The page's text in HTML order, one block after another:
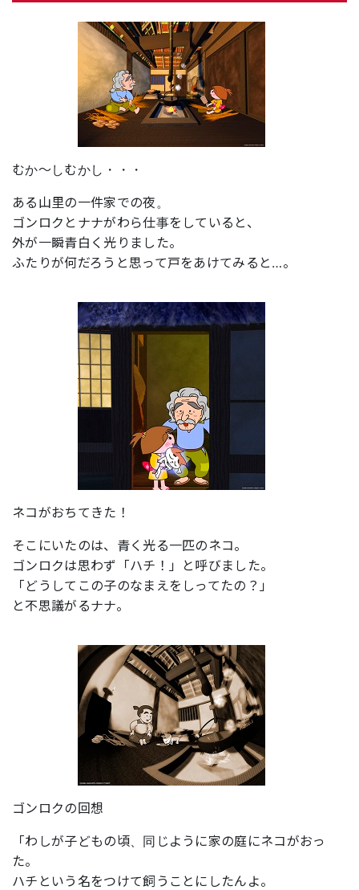
むか～しむかし・・・
ある山里の一件家での夜。
ゴンロクとナナがわら仕事をしていると、
外が一瞬青白く光りました。
ふたりが何だろうと思って戸をあけてみると…。
ネコがおちてきた！
そこにいたのは、青く光る一匹のネコ。
ゴンロクは思わず「ハチ！」と呼びました。
「どうしてこの子のなまえをしってたの？」
と不思議がるナナ。
ゴンロクの回想
「わしが子どもの頃、同じように家の庭にネコがおっ
た。
ハチという名をつけて飼うことにしたんよ。